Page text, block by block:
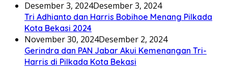
Desember 3, 2024Desember 3, 2024
Tri Adhianto dan Harris Bobihoe Menang Pilkada
Kota Bekasi 2024
November 30, 2024Desember 2, 2024
Gerindra dan PAN Jabar Akui Kemenangan Tri-
Harris di Pilkada Kota Bekasi